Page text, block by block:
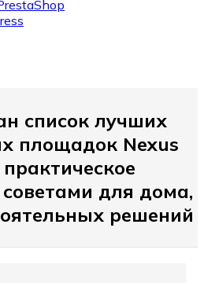
список лучших
площадок Nexus
советами для дома,
решений